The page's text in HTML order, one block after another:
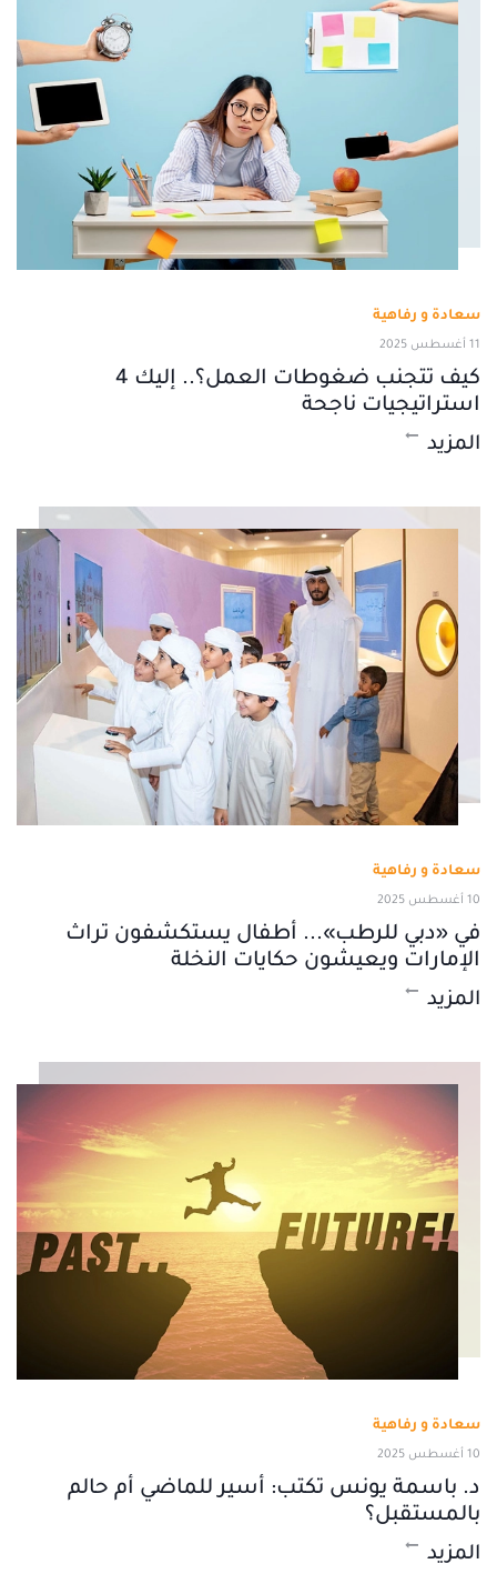
سعادة و رفاهية
11 أغسطس 2025
كيف تتجنب ضغوطات العمل؟.. إليك 4
استراتيجيات ناجحة
المزيد
سعادة و رفاهية
10 أغسطس 2025
في «دبي للرطب»... أطفال يستكشفون تراث
الإمارات ويعيشون حكايات النخلة
المزيد
سعادة و رفاهية
10 أغسطس 2025
د. باسمة يونس تكتب: أسير للماضي أم حالم
بالمستقبل؟
المزيد